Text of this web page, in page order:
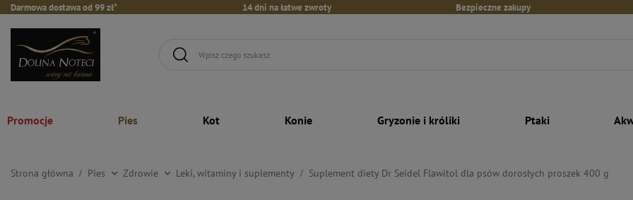
Darmowa dostawa od 99 zł* 14 dni na łatwe zwroty Bezpieczne zakupy
Promocje Pies Kot Konie Gryzonie i króliki Ptaki
Strona główna Pies Zdrowie Leki, witaminy i suplementy Suplement diety Dr Seidel Flawitol dla psów dorosłych proszek 400 g